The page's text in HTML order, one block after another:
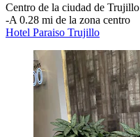
Centro de la ciudad de Trujillo
‐A 0.28 mi de la zona centro
Hotel Paraiso Trujillo